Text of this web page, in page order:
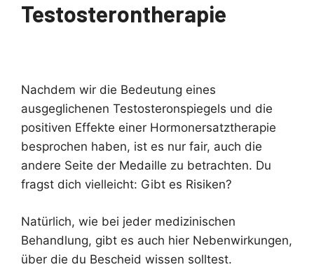
Testosterontherapie
Nachdem wir die Bedeutung eines
ausgeglichenen Testosteronspiegels und die
positiven Effekte einer Hormonersatztherapie
besprochen haben, ist es nur fair, auch die
andere Seite der Medaille zu betrachten. Du
fragst dich vielleicht: Gibt es Risiken?
Natürlich, wie bei jeder medizinischen
Behandlung, gibt es auch hier Nebenwirkungen,
über die du Bescheid wissen solltest.